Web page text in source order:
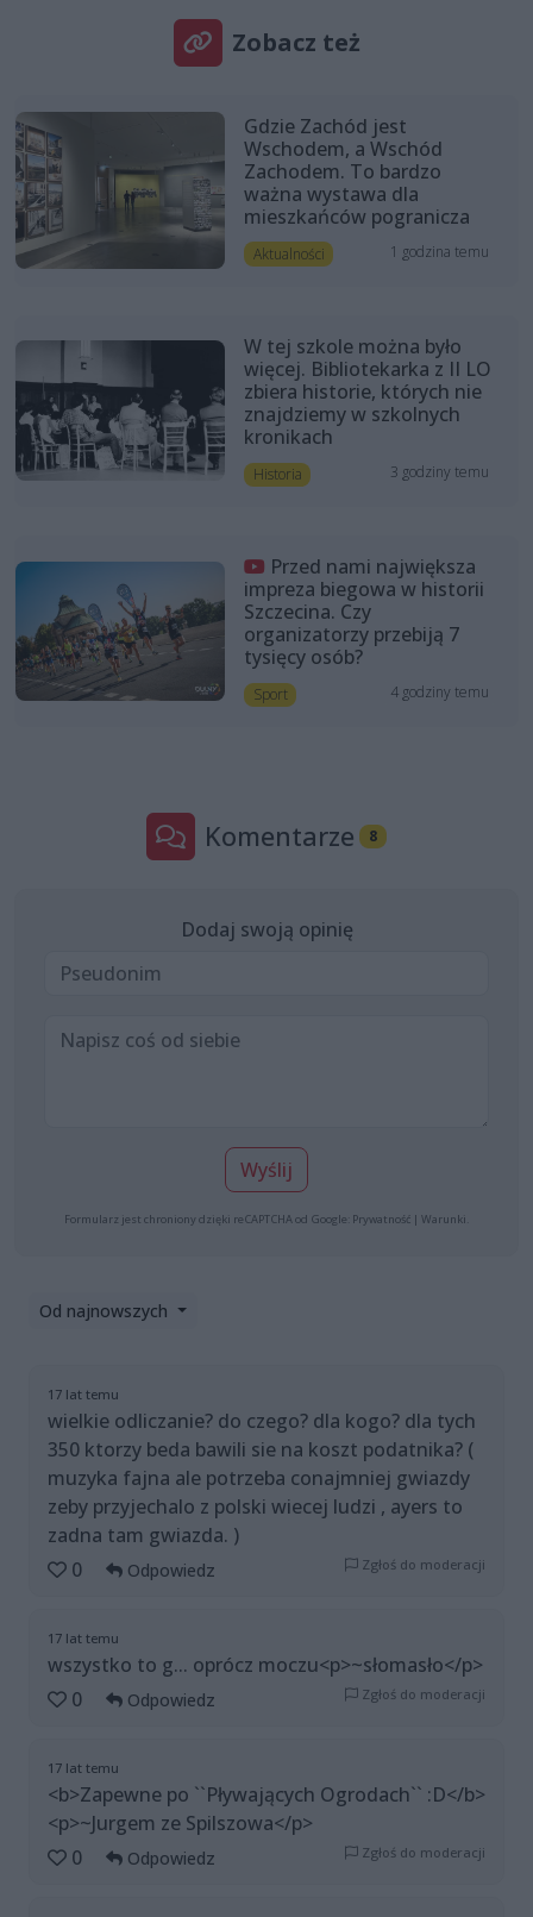
Zobacz też
Gdzie Zachód jest
Wschodem, a Wschód
Zachodem. To bardzo
ważna wystawa dla
mieszkańców pogranicza
Aktualności 1 godzina temu
W tej szkole można było
więcej. Bibliotekarka z II LO
zbiera historie, których nie
znajdziemy w szkolnych
kronikach
Historia 3 godziny temu
Przed nami największa
impreza biegowa w historii
Szczecina. Czy
organizatorzy przebiją 7
tysięcy osób?
Sport 4 godziny temu
Komentarze 8
Dodaj swoją opinię
Wyślij
Formularz jest chroniony dzięki reCAPTCHA od Google: Prywatność | Warunki
Od najnowszych
17 lat temu
wielkie odliczanie? do czego? dla kogo? dla tych
350 ktorzy beda bawili sie na koszt podatnika? (
muzyka fajna ale potrzeba conajmniej gwiazdy
zeby przyjechalo z polski wiecej ludzi , ayers to
zadna tam gwiazda. )
0
Odpowiedz Zgłoś do moderacji
17 lat temu
wszystko to g... oprócz moczu<p>~słomasło</p>
0
Odpowiedz Zgłoś do moderacji
17 lat temu
<b>Zapewne po ``Pływających Ogrodach`` :D</b>
<p>~Jurgem ze Spilszowa</p>
0
Odpowiedz Zgłoś do moderacji